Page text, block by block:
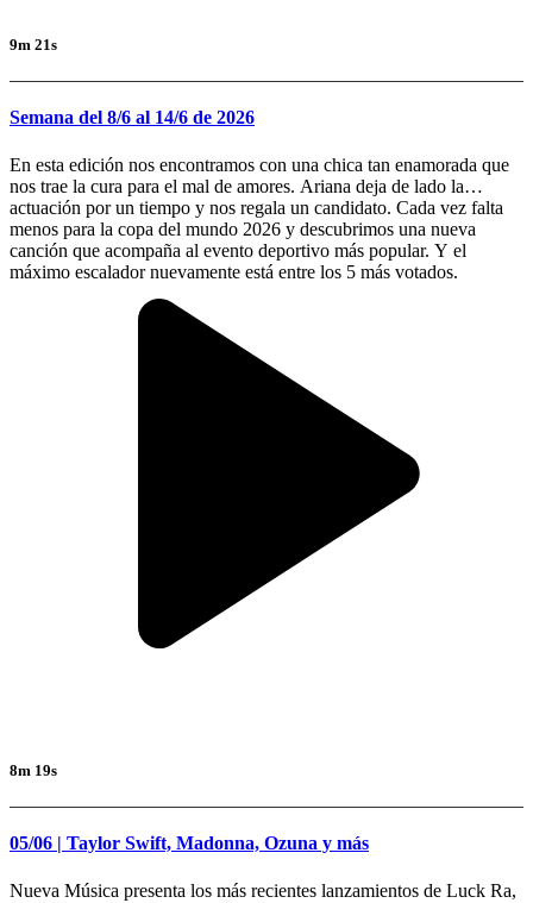
9m 21s
Semana del 8/6 al 14/6 de 2026
En esta edición nos encontramos con una chica tan enamorada que
nos trae la cura para el mal de amores. Ariana deja de lado la
actuación por un tiempo y nos regala un candidato. Cada vez falta
menos para la copa del mundo 2026 y descubrimos una nueva
canción que acompaña al evento deportivo más popular. Y el
máximo escalador nuevamente está entre los 5 más votados.
8m 19s
05/06 | Taylor Swift, Madonna, Ozuna y más
Nueva Música presenta los más recientes lanzamientos de Luck Ra,